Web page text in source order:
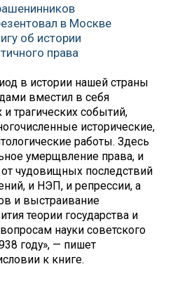
в Москве
об истории
права
в истории нашей страны
вместил в себя
трагических событий,
исторические,
работы. Здесь
умерщвление права, и
чудовищных последствий
и НЭП, и репрессии, а
и выстраивание
теории государства и
науки советского
году», — пишет
к книге.